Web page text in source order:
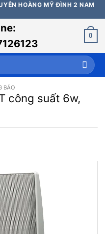
HOÀNG MỸ ĐÌNH 2 NAM
0
BÁO
công suất 6w,